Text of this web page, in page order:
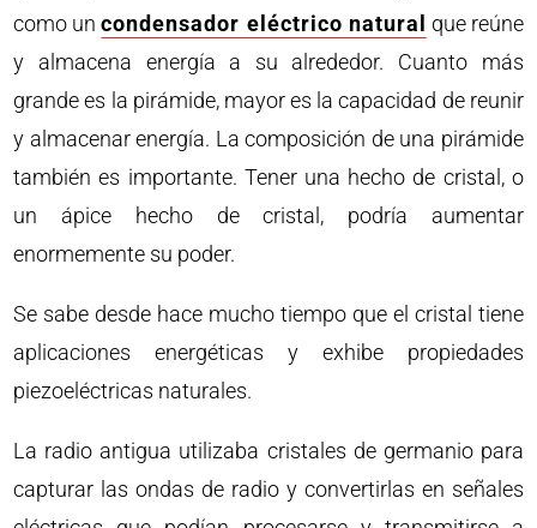
como uncondensador eléctrico natural
que reúne
y almacena energía a su alrededor. Cuanto más
grande es la pirámide, mayor es la capacidad de reunir
y almacenar energía. La composición de una pirámide
también es importante. Tener una hecho de cristal, o
un ápice hecho de cristal, podría aumentar
enormemente su poder.
Se sabe desde hace mucho tiempo que el cristal tiene
aplicaciones energéticas y exhibe propiedades
piezoeléctricas naturales.
La radio antigua utilizaba cristales de germanio para
capturar las ondas de radio y convertirlas en señales